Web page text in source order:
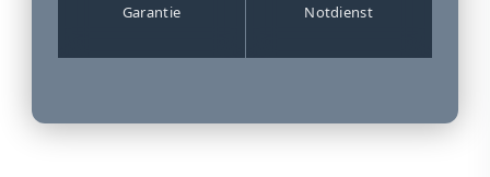
Garantie Notdienst